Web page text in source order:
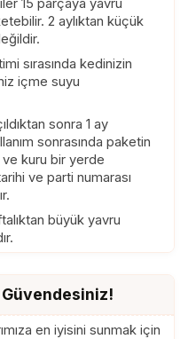
15 parçaya yavru
2 aylıktan küçük
sırasında kedinizin
içme suyu
sonra 1 ay
sonrasında paketin
kuru bir yerde
ve parti numarası
büyük yavru
en iyisini sunmak için